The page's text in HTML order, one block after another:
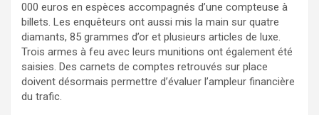
000 euros en espèces accompagnés d’une compteuse à
billets. Les enquêteurs ont aussi mis la main sur quatre
diamants, 85 grammes d’or et plusieurs articles de luxe.
Trois armes à feu avec leurs munitions ont également été
saisies. Des carnets de comptes retrouvés sur place
doivent désormais permettre d’évaluer l’ampleur financière
du trafic.